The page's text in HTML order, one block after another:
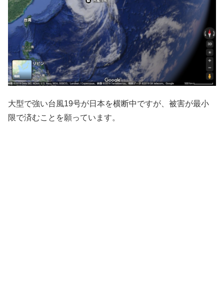
大型で強い台風19号が日本を横断中ですが、被害が最小
限で済むことを願っています。